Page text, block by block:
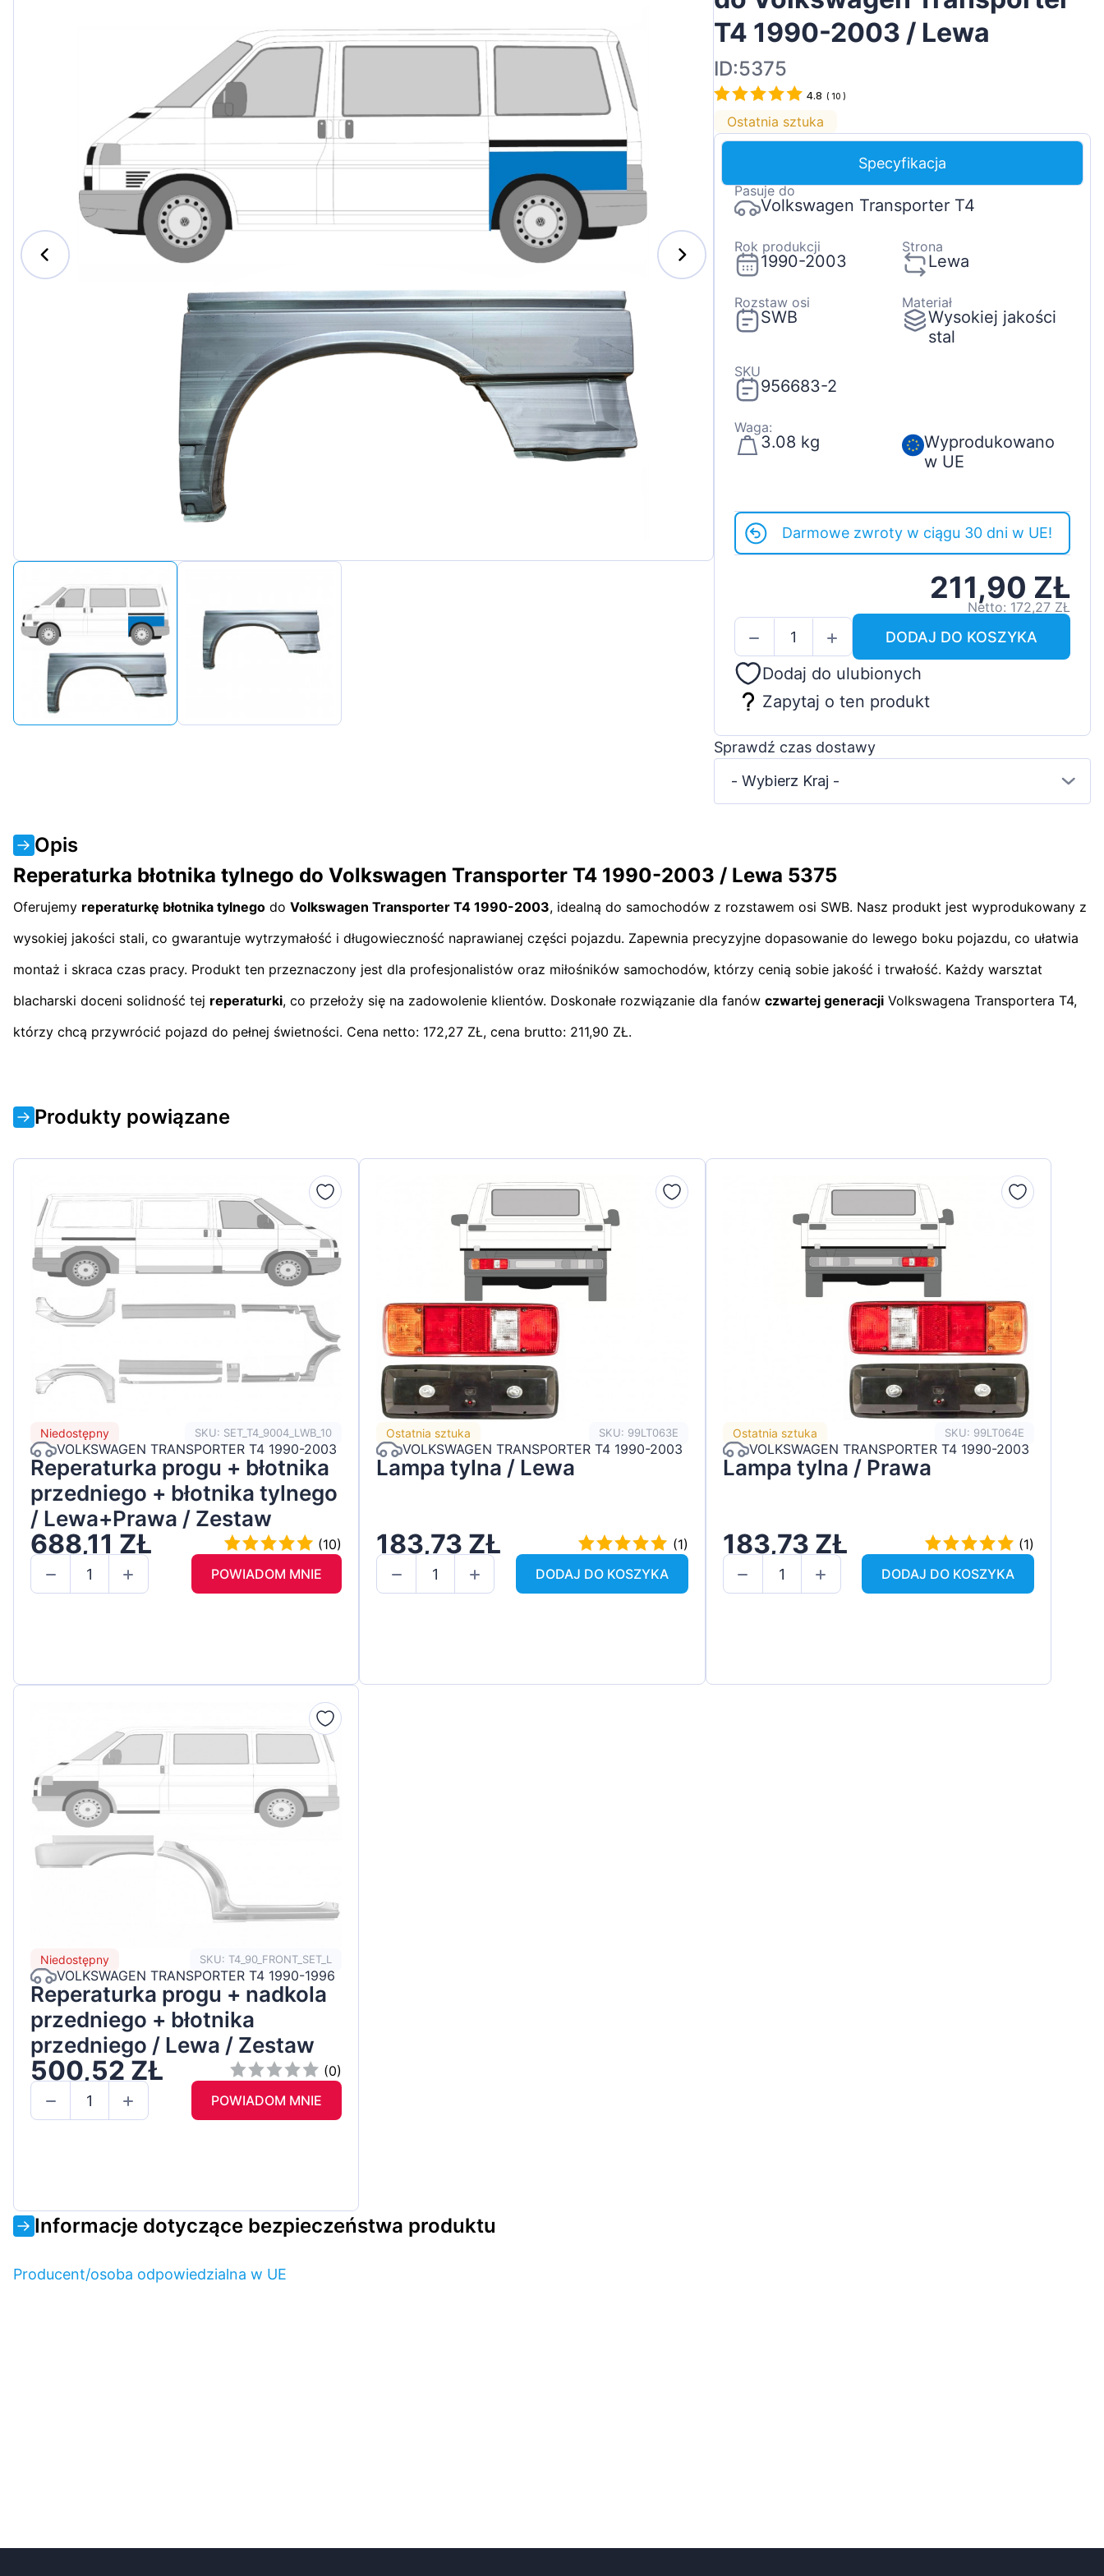
Magyar
Lietuvių
Honda
Hyundai
Iveco
Kia
MAN
Mazda
Mercedes-Benz
Nissan
Opel Vauxhall
Peugeot
Renault
Seat
Skoda
Suzuki
Volkswagen
T4 1990-2003 / Lewa
ID:5375
4.8 ( 10 )
Ostatnia sztuka
Specyfikacja
Pasuje do
Volkswagen Transporter T4
Rok produkcji
1990-2003
Strona
Lewa
Rozstaw osi
SWB
Materiał
Wysokiej jakości
stal
SKU
956683-2
Waga:
3.08 kg
Wyprodukowano
w UE
Darmowe zwroty w ciągu 30 dni w UE!
211,90 ZŁ
Netto: 172,27 ZŁ
DODAJ DO KOSZYKA
Dodaj do ulubionych
Zapytaj o ten produkt
Sprawdź czas dostawy
- Wybierz Kraj -
Opis
Reperaturka błotnika tylnego do Volkswagen Transporter T4 1990-2003 / Lewa 5375
Oferujemy reperaturkę błotnika tylnego do Volkswagen Transporter T4 1990-2003, idealną do samochodów z rozstawem osi SWB. Nasz produkt jest wyprodukowany z
wysokiej jakości stali, co gwarantuje wytrzymałość i długowieczność naprawianej części pojazdu. Zapewnia precyzyjne dopasowanie do lewego boku pojazdu, co ułatwia
montaż i skraca czas pracy. Produkt ten przeznaczony jest dla profesjonalistów oraz miłośników samochodów, którzy cenią sobie jakość i trwałość. Każdy warsztat
blacharski doceni solidność tej reperaturki, co przełoży się na zadowolenie klientów. Doskonałe rozwiązanie dla fanów czwartej generacji Volkswagena Transportera T4,
którzy chcą przywrócić pojazd do pełnej świetności. Cena netto: 172,27 ZŁ, cena brutto: 211,90 ZŁ.
Produkty powiązane
Niedostępny SKU: SET_T4_9004_LWB_10
VOLKSWAGEN TRANSPORTER T4 1990-2003
Reperaturka progu + błotnika
przedniego + błotnika tylnego
/ Lewa+Prawa / Zestaw
688,11 ZŁ
(10)
POWIADOM MNIE
Ostatnia sztuka SKU: 99LT063E
VOLKSWAGEN TRANSPORTER T4 1990-2003
Lampa tylna / Lewa
183,73 ZŁ
(1)
DODAJ DO KOSZYKA
Ostatnia sztuka SKU: 99LT064E
VOLKSWAGEN TRANSPORTER T4 1990-2003
Lampa tylna / Prawa
183,73 ZŁ
(1)
DODAJ DO KOSZYKA
Niedostępny SKU: T4_90_FRONT_SET_L
VOLKSWAGEN TRANSPORTER T4 1990-1996
Reperaturka progu + nadkola
przedniego + błotnika
przedniego / Lewa / Zestaw
500,52 ZŁ
(0)
POWIADOM MNIE
Informacje dotyczące bezpieczeństwa produktu
Producent/osoba odpowiedzialna w UE